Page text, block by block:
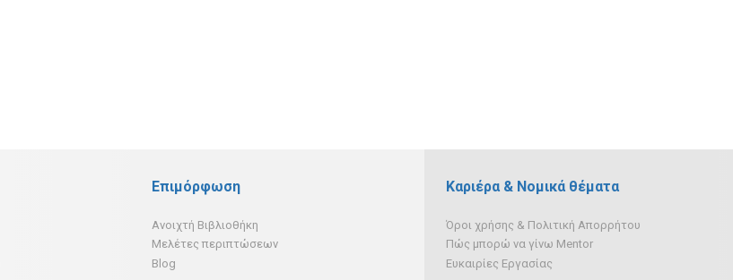
Επιμόρφωση
Ανοιχτή Βιβλιοθήκη
Μελέτες περιπτώσεων
Blog
Καριέρα & Νομικά θέματα
Όροι χρήσης & Πολιτική Απορρήτου
Πώς μπορώ να γίνω Mentor
Ευκαιρίες Εργασίας